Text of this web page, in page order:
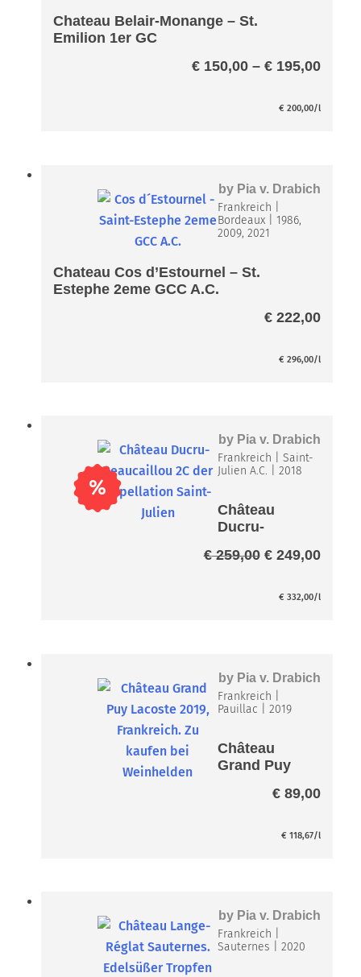
Chateau Belair-Monange – St.
Emilion 1er GC
€150,00 – €195,00
€
€ 200,00/l
by Pia v. Drabich
Frankreich
Bordeaux
1986,
2009, 2021
Chateau Cos d’Estournel – St.
Estephe 2eme GCC A.C.
€222,00
€ 296,00/l
by Pia v. Drabich
%
Frankreich |Saint-
Julien A.C. |2018
Château
Ducru-
2C
€259,00
€ 259,00
€249,00
€
€ 332,00/l
by Pia v. Drabich
Frankreich
Pauillac |2019
Château
Grand Puy
€89,00
€ 118,67/l
by Pia v. Drabich
Frankreich
Sauternes |2020